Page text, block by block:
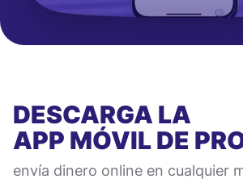
DESCARGA LA
APP MÓVILDE
envía dinero online en cualquier